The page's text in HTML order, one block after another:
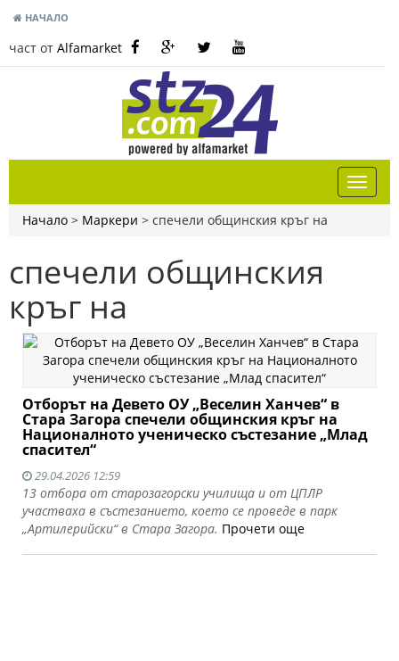
НАЧАЛО
част от Alfamarket
Начало > Маркери > спечели общинския кръг на
спечели общинския
кръг на
Отборът на Девето ОУ „Веселин Ханчев“ в
Стара Загора спечели общинския кръг на
Националното ученическо състезание „Млад
спасител“
29.04.2026 12:59
13 отбора от старозагорски училища и от ЦПЛР
участваха в състезанието, което се проведе в парк
„Артилерийски“ в Стара Загора. Прочети още